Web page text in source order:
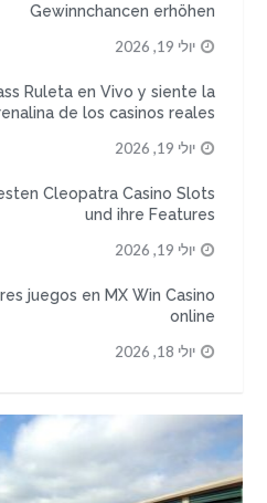
Gewinnchancen erhöhen
יולי 19, 2026
Ruleta en Vivo y siente la
de los casinos reales
יולי 19, 2026
Cleopatra Casino Slots
und ihre Features
יולי 19, 2026
juegos en MX Win Casino
online
יולי 18, 2026